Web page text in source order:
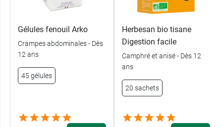
Gélules fenouil Arko
Crampes abdominales - Dès
12 ans
45 gélules
Herbesan bio tisane
Digestion facile
Camphré et anisé - Dès 12
ans
20 sachets